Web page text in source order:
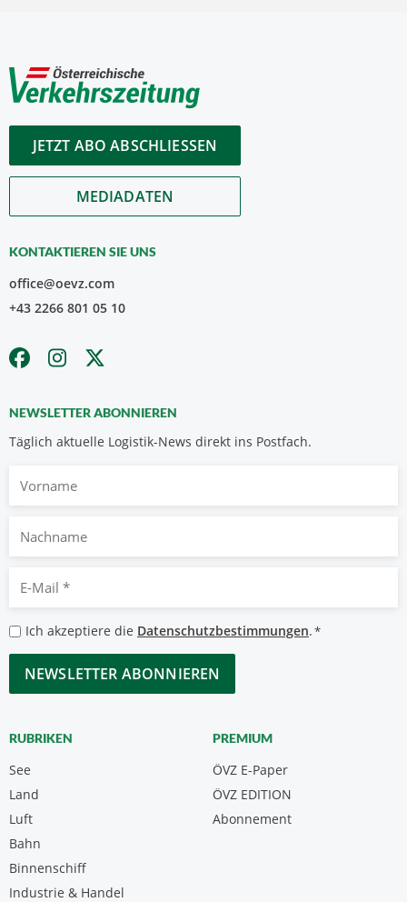
JETZT ABO ABSCHLIESSEN
MEDIADATEN
KONTAKTIEREN SIE UNS
office@oevz.com
+43 2266 801 05 10
NEWSLETTER ABONNIEREN
Täglich aktuelle Logistik-News direkt ins Postfach.
Nachname
Mail
*
Datenschutzbestimmungen
*
Ich akzeptiere die Datenschutzbestimmungen.*
CAPTCHA
RUBRIKEN
See
Land
Luft
Bahn
Binnenschiff
Industrie & Handel
PREMIUM
ÖVZ E-Paper
Abonnement
ÖVZ EDITION